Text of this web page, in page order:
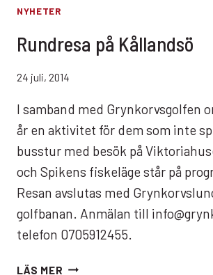
NYHETER
Rundresa på Kållandsö
24 juli, 2014
I samband med Grynkorvsgolfen
år en aktivitet för dem som inte
busstur med besök på
och Spikens fiskeläge står på
Resan avslutas med
golfbanan. Anmälan till
telefon 0705912455.
LÄS MER RUNDRESA